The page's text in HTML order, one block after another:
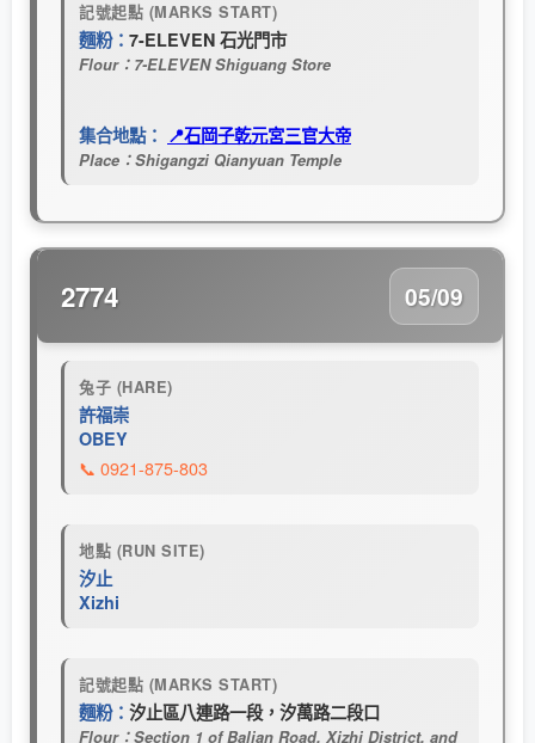
記號起點 (MARKS START)
麵粉： 7-ELEVEN 石光門市
Flour：7-ELEVEN Shiguang Store
集合地點： 📍石岡子乾元宮三官大帝
Place：Shigangzi Qianyuan Temple
2774 05/09
兔子 (HARE)
許福崇
OBEY
📞 0921-875-803
地點 (RUN SITE)
汐止
Xizhi
記號起點 (MARKS START)
麵粉： 汐止區八連路一段，汐萬路二段口
Flour：Section 1 of Balian Road, Xizhi District, and